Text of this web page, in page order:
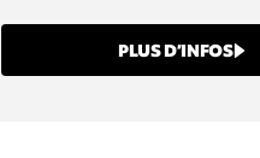
PLUS D’INFOS